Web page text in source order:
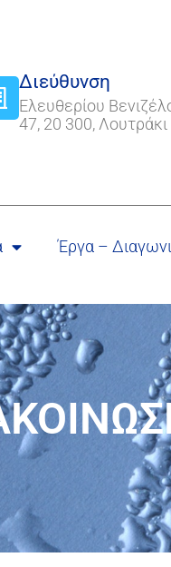
Διεύθυνση
Ελευθερίου
47, 20 300, Λουτράκι
Έργα –